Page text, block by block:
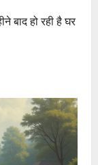
बाद हो रही है घर